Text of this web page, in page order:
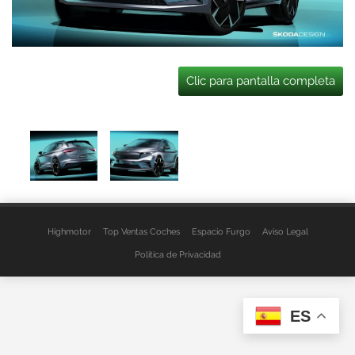
Clic para pantalla completa
Highmotor Top Ventas Coches Espacio Furgo Aviso Legal
Política de Privacidad
ES